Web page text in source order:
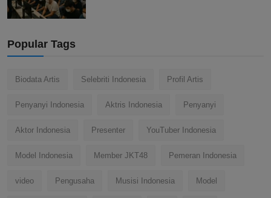
Popular Tags
Biodata Artis Selebriti Indonesia Profil Artis
Penyanyi Indonesia Aktris Indonesia Penyanyi
Aktor Indonesia Presenter YouTuber Indonesia
Model Indonesia Member JKT48 Pemeran Indonesia
video Pengusaha Musisi Indonesia Model